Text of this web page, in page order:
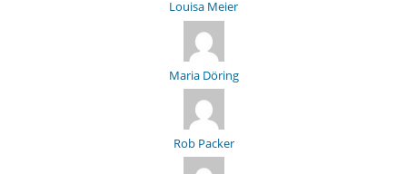
Louisa Meier
Maria Döring
Rob Packer